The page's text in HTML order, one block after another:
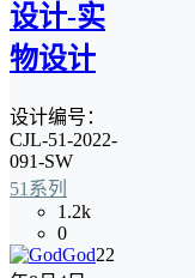
设计-实
物设计
设计编号：
CJL-51-2022-
091-SW
51系列
1.2k
0
God22